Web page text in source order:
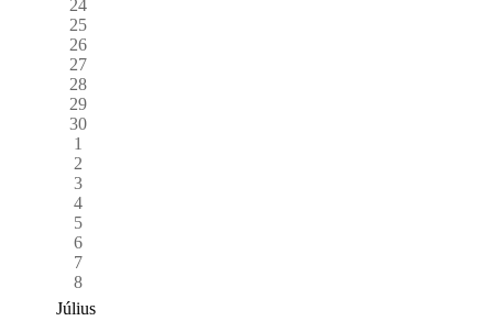
24
25
26
27
28
29
30
1
2
3
4
5
6
7
8
Július